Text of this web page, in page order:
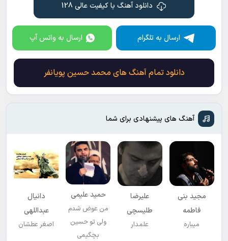
دانلود آهنگ با کیفیت عالی 128
ارسال به تلگرام ارسال به واتس آپ
دانلود تمام آهنگ های محمد حسین پویانفر
آهنگ های پیشنهادی برای شما
مجید بنی
فاطمه
میباره
علیرضا
طلیسچی
علمدار
حمید علیمی
من عوض شدم
ولی تو حسین
بچگیمی
دانیال
عبداللهی
اصغر عطشان